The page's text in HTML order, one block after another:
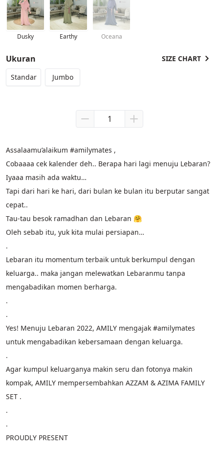
Dusky Earthy Oceana
Ukuran SIZE CHART
Standar Jumbo
Assalaamu’alaikum #amilymates ,
Cobaaaa cek kalender deh.. Berapa hari lagi menuju Lebaran?
Iyaaa masih ada waktu…
Tapi dari hari ke hari, dari bulan ke bulan itu berputar sangat
cepat..
Tau-tau besok ramadhan dan Lebaran 🤗
Oleh sebab itu, yuk kita mulai persiapan…
.
Lebaran itu momentum terbaik untuk berkumpul dengan
keluarga.. maka jangan melewatkan Lebaranmu tanpa
mengabadikan momen berharga.
.
.
Yes! Menuju Lebaran 2022, AMILY mengajak #amilymates
untuk mengabadikan kebersamaan dengan keluarga.
.
Agar kumpul keluarganya makin seru dan fotonya makin
kompak, AMILY mempersembahkan AZZAM & AZIMA FAMILY
SET .
.
.
PROUDLY PRESENT